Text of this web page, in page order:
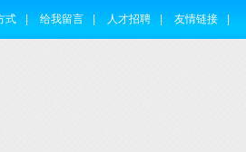
式 给我留言 人才招聘 友情链接